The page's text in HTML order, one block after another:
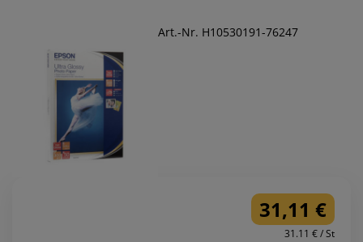
Art.-Nr. H10530191-76247
31,11 €
31.11 € / St